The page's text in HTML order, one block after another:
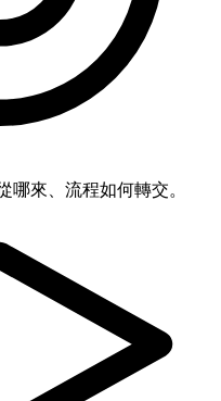
哪來、流程如何轉交。